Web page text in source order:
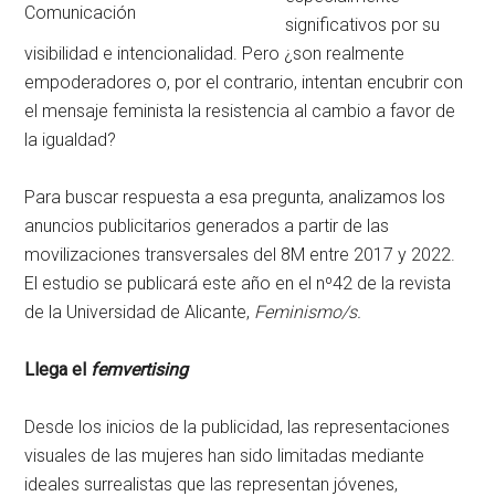
Comunicación
significativos por su
visibilidad e intencionalidad. Pero ¿son realmente
empoderadores o, por el contrario, intentan encubrir con
el mensaje feminista la resistencia al cambio a favor de
la igualdad?
Para buscar respuesta a esa pregunta, analizamos los
anuncios publicitarios generados a partir de las
movilizaciones transversales del 8M entre 2017 y 2022.
El estudio se publicará este año en el nº42 de la revista
de la Universidad de Alicante, Feminismo/s.
Llega el femvertising
Desde los inicios de la publicidad, las representaciones
visuales de las mujeres han sido limitadas mediante
ideales surrealistas que las representan jóvenes,